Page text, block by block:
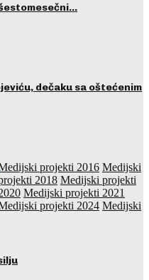
dečaku sa oštećenim
projekti 2016 Medijski
2018 Medijski projekti
Medijski projekti 2021
projekti 2024 Medijski